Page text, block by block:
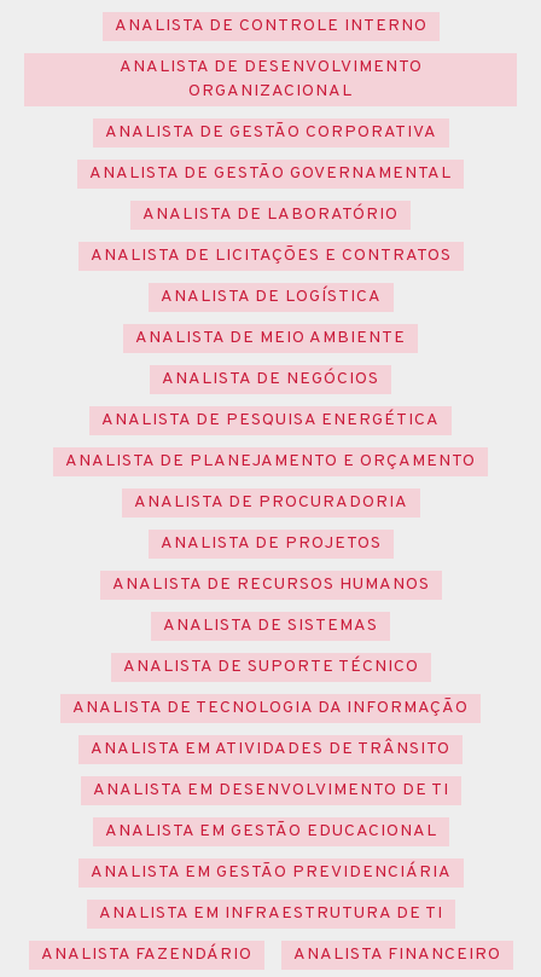
ANALISTA DE CONTROLE INTERNO
ANALISTA DE DESENVOLVIMENTO
ORGANIZACIONAL
ANALISTA DE GESTÃO CORPORATIVA
ANALISTA DE GESTÃO GOVERNAMENTAL
ANALISTA DE LABORATÓRIO
ANALISTA DE LICITAÇÕES E CONTRATOS
ANALISTA DE LOGÍSTICA
ANALISTA DE MEIO AMBIENTE
ANALISTA DE NEGÓCIOS
ANALISTA DE PESQUISA ENERGÉTICA
ANALISTA DE PLANEJAMENTO E ORÇAMENTO
ANALISTA DE PROCURADORIA
ANALISTA DE PROJETOS
ANALISTA DE RECURSOS HUMANOS
ANALISTA DE SISTEMAS
ANALISTA DE SUPORTE TÉCNICO
ANALISTA DE TECNOLOGIA DA INFORMAÇÃO
ANALISTA EM ATIVIDADES DE TRÂNSITO
ANALISTA EM DESENVOLVIMENTO DE TI
ANALISTA EM GESTÃO EDUCACIONAL
ANALISTA EM GESTÃO PREVIDENCIÁRIA
ANALISTA EM INFRAESTRUTURA DE TI
ANALISTA FAZENDÁRIO
ANALISTA FINANCEIRO